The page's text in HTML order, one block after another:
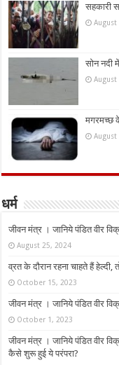
सहकारी
August
सोन नदी
August
मगरमच्छ
August
धर्म
जीवन मंत्र । जानिये पंडित वीर
August 25, 2024
व्रत के दौरान रहना चाहते हैं
October 15, 2023
जीवन मंत्र । जानिये पंडित वीर
October 1, 2023
जीवन मंत्र । जानिये पंडित वीर
कैसे शुरू हुई ये परंपरा?